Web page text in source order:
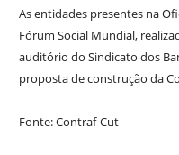
As entidades presentes na
Fórum Social Mundial,
auditório do Sindicato dos
proposta de construção da
Fonte: Contraf-Cut